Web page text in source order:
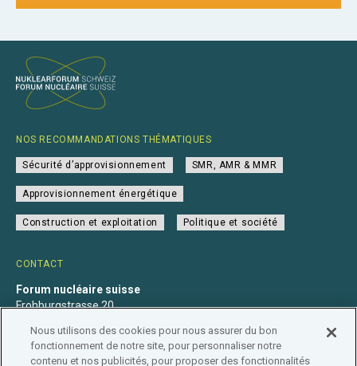
CONTACT
Forum nucléaire suisse
Frohburgstrasse 20
+41 31 560 36 50
info@nuklearforum.ch
NOS RECOMMANDATIONS THÉMATIQUES
Sécurité d’approvisionnement SMR, AMR & MMR
Approvisionnement énergétique
Construction et exploitation Politique et société
Nous utilisons des cookies pour nous assurer du bon
fonctionnement de notre site, pour personnaliser notre
contenu et nos publicités, pour proposer des fonctionnalités